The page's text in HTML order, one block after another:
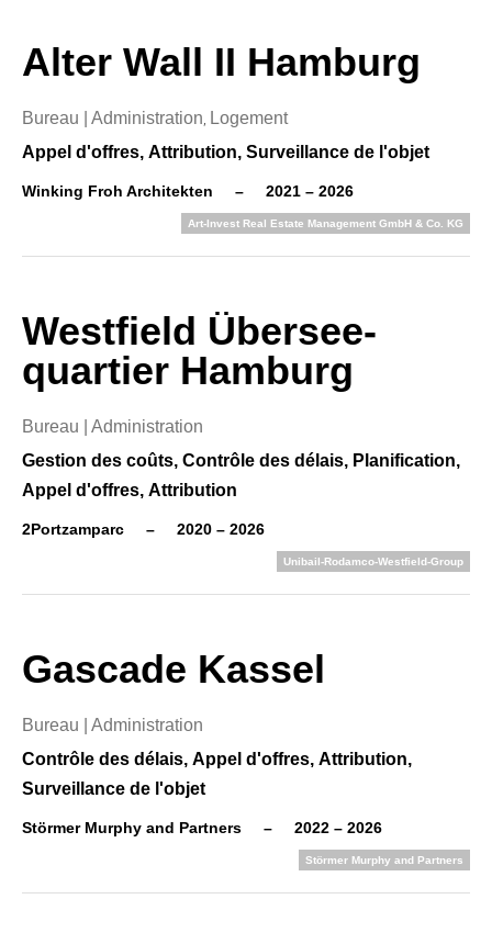
Alter Wall II Hamburg
Bureau | Administration Logement
Appel d'offres, Attribution, Surveillance de l'objet
Winking Froh Architekten – 2021 – 2026
Art-Invest Real Estate Management GmbH & Co. KG
Westfield Übersee­
quartier Hamburg
Bureau | Administration
Gestion des coûts, Contrôle des délais, Planification,
Appel d'offres, Attribution
2Portzamparc – 2020 – 2026
Unibail-Rodamco-Westfield-Group
Gascade Kassel
Bureau | Administration
Contrôle des délais, Appel d'offres, Attribution,
Surveillance de l'objet
Störmer Murphy and Partners – 2022 – 2026
Störmer Murphy and Partners